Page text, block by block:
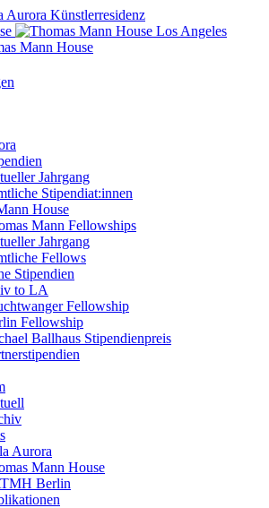
Jahrgang
Stipendiat:innen
House
Mann Fellowships
Jahrgang
Fellows
Stipendien
to LA
Fellowship
Fellowship
Ballhaus Stipendienpreis
Aurora
Mann House
Berlin